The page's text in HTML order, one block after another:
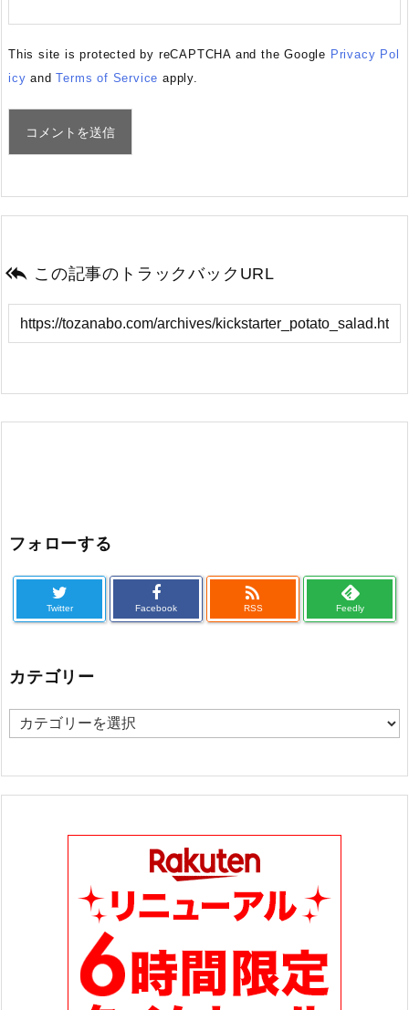
This site is protected by reCAPTCHA and the Google Privacy Pol
icy andTerms of Service apply.
 この記事のトラックバックURL
フォローする
Twitter Facebook

RSS Feedly
カテゴリー
カ
ゴ